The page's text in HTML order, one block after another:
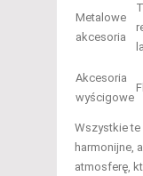
Metalowe
akcesoria
Akcesoria
wyścigowe
Wszystkie te
harmonijne,
atmosferę,